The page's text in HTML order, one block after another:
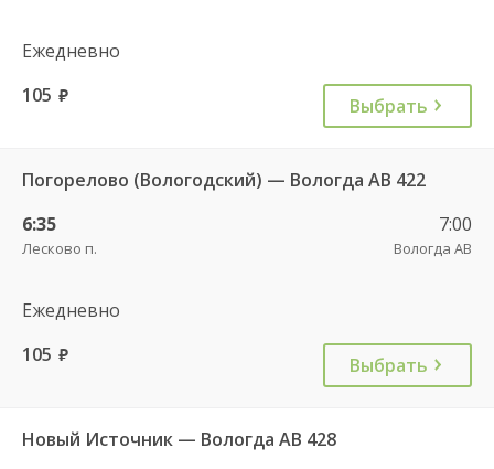
Ежедневно
105 руб. Выбрать
Погорелово (Вологодский) — Вологда АВ 422
6:35
Лесково п.
7:00
Вологда АВ
Ежедневно
105 руб. Выбрать
Новый Источник — Вологда АВ 428